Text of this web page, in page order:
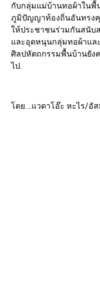
กับกลุ่มแม่บ้านทอผ้าในพื้
ภูมิปัญญาท้องถิ่นอันทรง
ให้ประชาชนร่วมกันสนับ
และอุดหนุนกลุ่มทอผ้าแล
ศิลปหัตถกรรมพื้นบ้านยัง
ไป.
โดย….แวดาโอ๊ะ หะไร/อั